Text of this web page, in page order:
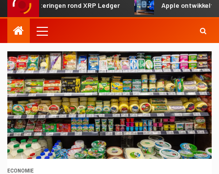
rond XRP Ledger Apple ontwikkelt gedeeld
ECONOMIE